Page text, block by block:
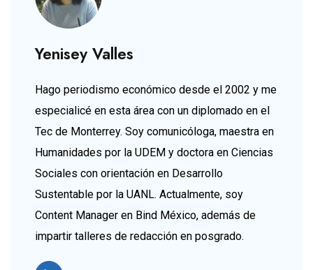
Yenisey Valles
Hago periodismo económico desde el 2002 y me
especialicé en esta área con un diplomado en el
Tec de Monterrey. Soy comunicóloga, maestra en
Humanidades por la UDEM y doctora en Ciencias
Sociales con orientación en Desarrollo
Sustentable por la UANL. Actualmente, soy
Content Manager en Bind México, además de
impartir talleres de redacción en posgrado.